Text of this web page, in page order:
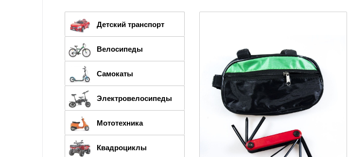
Детский транспорт
Велосипеды
Самокаты
Электровелосипеды
Мототехника
Квадроциклы